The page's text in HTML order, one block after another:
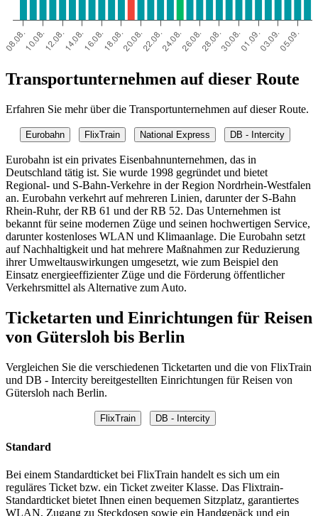
Transportunternehmen auf dieser Route
Erfahren Sie mehr über die Transportunternehmen auf dieser Route.
Eurobahn FlixTrain National Express DB - Intercity
Eurobahn ist ein privates Eisenbahnunternehmen, das in
Deutschland tätig ist. Sie wurde 1998 gegründet und bietet
Regional- und S-Bahn-Verkehre in der Region Nordrhein-Westfalen
an. Eurobahn verkehrt auf mehreren Linien, darunter der S-Bahn
Rhein-Ruhr, der RB 61 und der RB 52. Das Unternehmen ist
bekannt für seine modernen Züge und seinen hochwertigen Service,
darunter kostenloses WLAN und Klimaanlage. Die Eurobahn setzt
auf Nachhaltigkeit und hat mehrere Maßnahmen zur Reduzierung
ihrer Umweltauswirkungen umgesetzt, wie zum Beispiel den
Einsatz energieeffizienter Züge und die Förderung öffentlicher
Verkehrsmittel als Alternative zum Auto.
Ticketarten und Einrichtungen für Reisen
von Gütersloh bis Berlin
Vergleichen Sie die verschiedenen Ticketarten und die von FlixTrain
und DB - Intercity bereitgestellten Einrichtungen für Reisen von
Gütersloh nach Berlin.
FlixTrain DB - Intercity
Standard
Bei einem Standardticket bei FlixTrain handelt es sich um ein
reguläres Ticket bzw. ein Ticket zweiter Klasse. Das Flixtrain-
Standardticket bietet Ihnen einen bequemen Sitzplatz, garantiertes
WLAN, Zugang zu Steckdosen sowie ein Handgepäck und ein